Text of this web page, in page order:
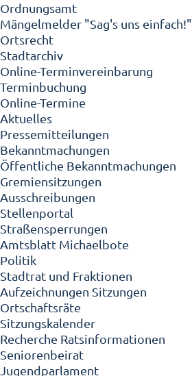
Ordnungsamt
Mängelmelder "Sag's uns einfach!"
Ortsrecht
Stadtarchiv
Online-Terminvereinbarung
Terminbuchung
Online-Termine
Aktuelles
Pressemitteilungen
Bekanntmachungen
Öffentliche Bekanntmachungen
Gremiensitzungen
Ausschreibungen
Stellenportal
Straßensperrungen
Amtsblatt Michaelbote
Politik
Stadtrat und Fraktionen
Aufzeichnungen Sitzungen
Ortschaftsräte
Sitzungskalender
Recherche Ratsinformationen
Seniorenbeirat
Jugendparlament